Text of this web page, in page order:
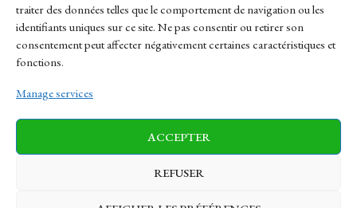
traiter des données telles que le comportement de navigation ou les
identifiants uniques sur ce site. Ne pas consentir ou retirer son
consentement peut affecter négativement certaines caractéristiques et
fonctions.
Manage services
ACCEPTER
REFUSER
Contact
Sitemap
News Finance-Marches Politics
Business Tech Health Sports Travel